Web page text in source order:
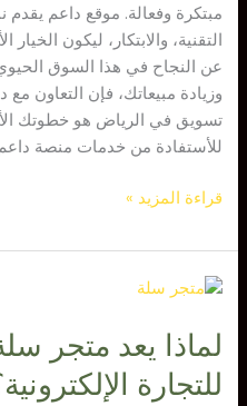
مبتكرة وفعالة. موقع داعم يقدم
التقنية، والابتكار، ليكون
عن النجاح في هذا السوق
وزيادة مبيعاتك، فإن التعاون
تسويق في الرياض هو خطوتك
للأستفادة من خدمات منصة
قراءة المزيد »
لماذا يعد متجر
للتجارة
لماذا
متجر
سلة
الخيار